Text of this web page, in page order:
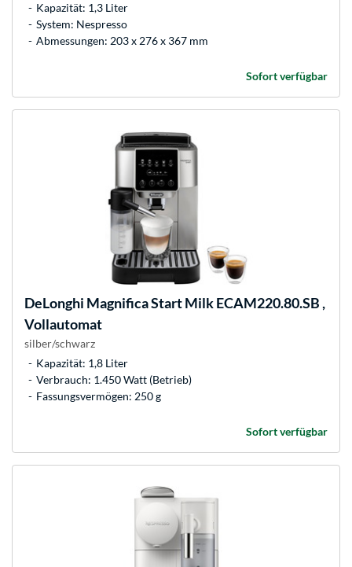
Kapazität: 1,3 Liter
System: Nespresso
Abmessungen: 203 x 276 x 367 mm
Sofort verfügbar
DeLonghi Magnifica Start Milk ECAM220.80.SB ,
Vollautomat
silber/schwarz
Kapazität: 1,8 Liter
Verbrauch: 1.450 Watt (Betrieb)
Fassungsvermögen: 250 g
Sofort verfügbar